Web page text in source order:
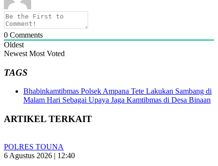
0 Comments
Oldest
Newest Most Voted
TAGS
Bhabinkamtibmas Polsek Ampana Tete Lakukan Sambang di
Malam Hari Sebagai Upaya Jaga Kamtibmas di Desa Binaan
ARTIKEL TERKAIT
POLRES TOUNA
6 Agustus 2026 | 12:40